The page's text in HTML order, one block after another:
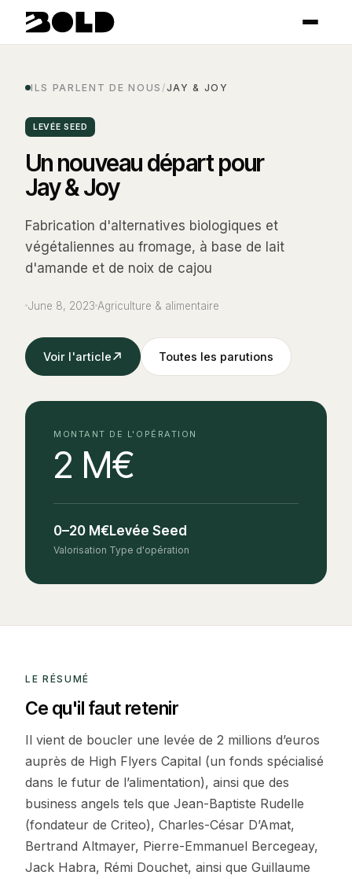
ILS PARLENT DE NOUS /JAY & JOY
LEVÉE SEED
Un nouveau départ pour
Jay & Joy
Fabrication d'alternatives biologiques et
végétaliennes au fromage, à base de lait
d'amande et de noix de cajou
June 8, 2023 Agriculture & alimentaire
Voir l'article Toutes les parutions
MONTANT DE L'OPÉRATION
2 M€
0–20 M€
Valorisation
Levée Seed
Type d'opération
LE RÉSUMÉ
Ce qu'il faut retenir
Il vient de boucler une levée de 2 millions d’euros
auprès de High Flyers Capital (un fonds spécialisé
dans le futur de l’alimentation), ainsi que des
business angels tels que Jean-Baptiste Rudelle
(fondateur de Criteo), Charles-César D’Amat,
Bertrand Altmayer, Pierre-Emmanuel Bercegeay,
Jack Habra, Rémi Douchet, ainsi que Guillaume